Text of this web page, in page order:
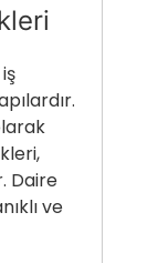
Daire
ve